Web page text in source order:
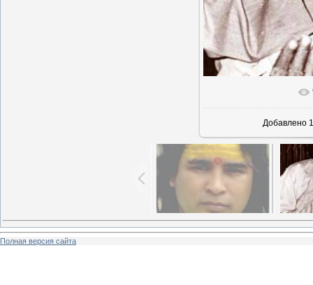
В
Добавлено
Полная версия сайта